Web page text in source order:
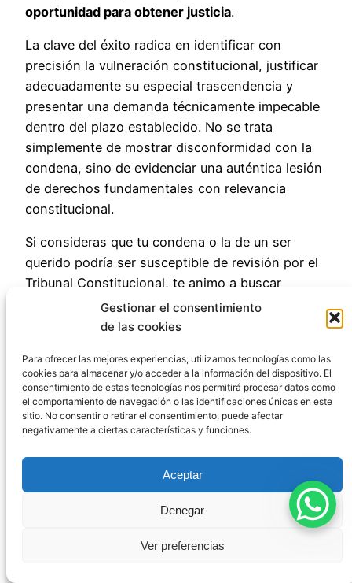
Gestionar el consentimiento
de las cookies
Para ofrecer las mejores experiencias, utilizamos tecnologías como las
cookies para almacenar y/o acceder a la información del dispositivo. El
consentimiento de estas tecnologías nos permitirá procesar datos como
el comportamiento de navegación o las identificaciones únicas en este
sitio. No consentir o retirar el consentimiento, puede afectar
negativamente a ciertas características y funciones.
Aceptar
Denegar
Ver preferencias
oportunidad para obtener justicia.
La clave del éxito radica en identificar con
precisión la vulneración constitucional, justificar
adecuadamente su especial trascendencia y
presentar una demanda técnicamente impecable
dentro del plazo establecido. No se trata
simplemente de mostrar disconformidad con la
condena, sino de evidenciar una auténtica lesión
de derechos fundamentales con relevancia
constitucional.
Si consideras que tu condena o la de un ser
querido podría ser susceptible de revisión por el
Tribunal Constitucional, te animo a buscar
asesoramiento legal especializado que pueda
evaluar tu caso y guiarte a través de este
legal.
Publicado17 de agosto de 2025enUncategorized